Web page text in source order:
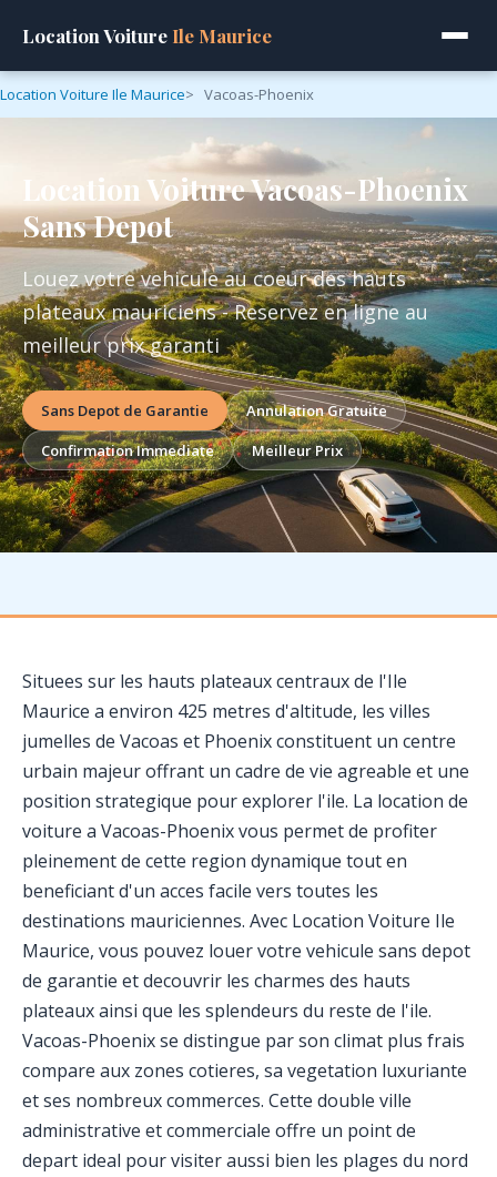
Location Voiture Ile Maurice
Location Voiture Ile Maurice Vacoas-Phoenix
Location Voiture Vacoas-Phoenix
Sans Depot
Louez votre vehicule au coeur des hauts
plateaux mauriciens - Reservez en ligne au
meilleur prix garanti
Sans Depot de Garantie
Annulation Gratuite
Confirmation Immediate
Meilleur Prix
Situees sur les hauts plateaux centraux de l'Ile
Maurice a environ 425 metres d'altitude, les villes
jumelles de Vacoas et Phoenix constituent un centre
urbain majeur offrant un cadre de vie agreable et une
position strategique pour explorer l'ile. La location de
voiture a Vacoas-Phoenix vous permet de profiter
pleinement de cette region dynamique tout en
beneficiant d'un acces facile vers toutes les
destinations mauriciennes. Avec Location Voiture Ile
Maurice, vous pouvez louer votre vehicule sans depot
de garantie et decouvrir les charmes des hauts
plateaux ainsi que les splendeurs du reste de l'ile.
Vacoas-Phoenix se distingue par son climat plus frais
compare aux zones cotieres, sa vegetation luxuriante
et ses nombreux commerces. Cette double ville
administrative et commerciale offre un point de
depart ideal pour visiter aussi bien les plages du nord